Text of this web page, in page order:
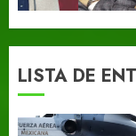
LISTA DE